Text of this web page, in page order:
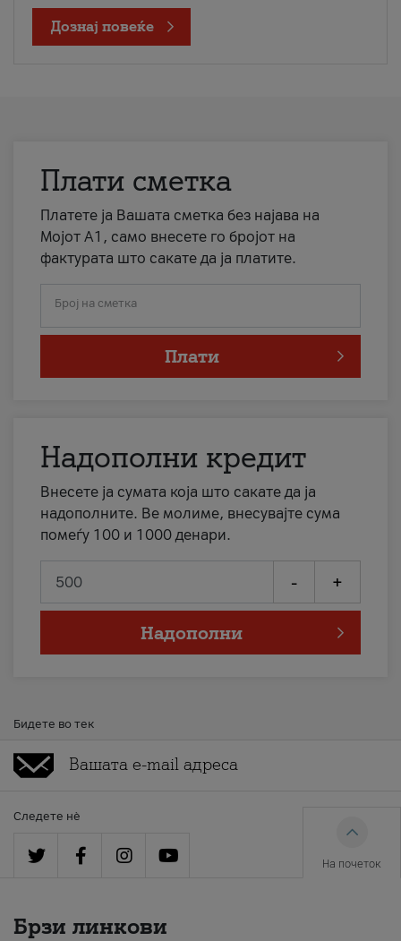
Дознај повеќе
Плати сметка
Платете ја Вашата сметка без најава на
Мојот А1, само внесете го бројот на
фактурата што сакате да ја платите.
Број на сметка
Плати
Надополни кредит
Внесете ја сумата која што сакате да ја
надополните. Ве молиме, внесувајте сума
помеѓу 100 и 1000 денари.
- +
Надополни
Бидете во тек
Следете нè
На почеток
Брзи линкови